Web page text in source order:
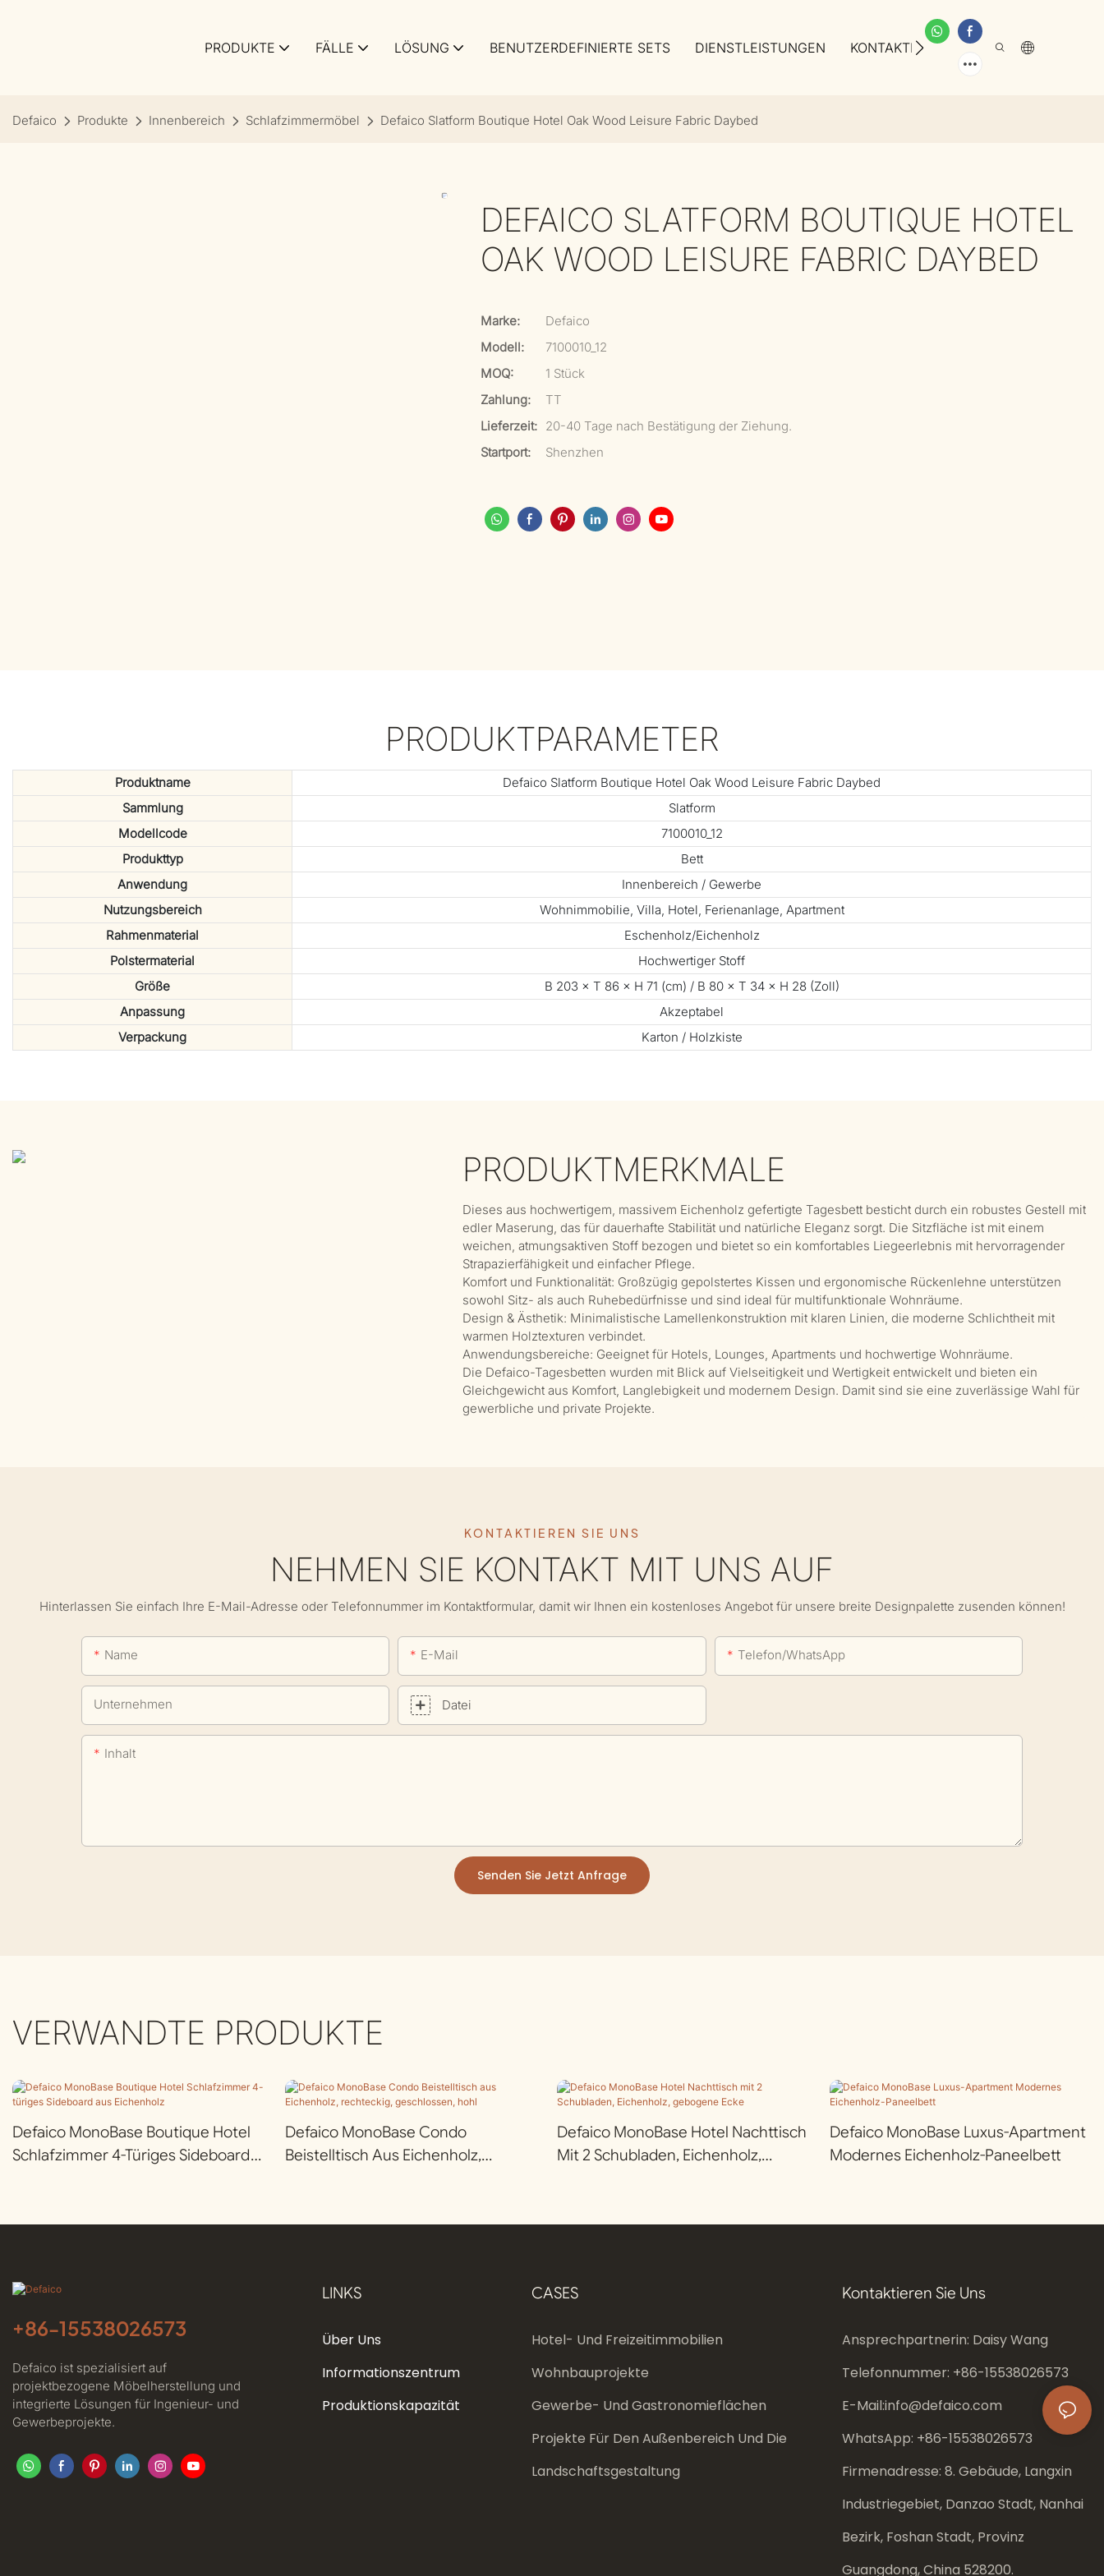
PRODUKTE FÄLLE LÖSUNG BENUTZERDEFINIERTE SETS DIENSTLEISTUNGEN KONTAKTIEREN SIE UNS ÜBER UNS
Defaico Produkte Innenbereich Schlafzimmermöbel Defaico Slatform Boutique Hotel Oak Wood Leisure Fabric Daybed
DEFAICO SLATFORM BOUTIQUE HOTEL
OAK WOOD LEISURE FABRIC DAYBED
Marke:
Defaico
Modell:
7100010_12
MOQ:
1 Stück
Zahlung:
TT
Lieferzeit: 20-40 Tage nach Bestätigung der Ziehung.
Startport:
Shenzhen
PRODUKTPARAMETER
Produktname
Defaico Slatform Boutique Hotel Oak Wood Leisure Fabric Daybed
Sammlung
Slatform
Modellcode
7100010_12
Produkttyp
Bett
Anwendung
Innenbereich / Gewerbe
Nutzungsbereich
Wohnimmobilie, Villa, Hotel, Ferienanlage, Apartment
Rahmenmaterial
Eschenholz/Eichenholz
Polstermaterial
Hochwertiger Stoff
Größe
B 203 × T 86 × H 71 (cm) / B 80 × T 34 × H 28 (Zoll)
Anpassung
Akzeptabel
Verpackung
Karton / Holzkiste
PRODUKTMERKMALE
Dieses aus hochwertigem, massivem Eichenholz gefertigte Tagesbett besticht durch ein robustes Gestell mit
edler Maserung, das für dauerhafte Stabilität und natürliche Eleganz sorgt. Die Sitzfläche ist mit einem
weichen, atmungsaktiven Stoff bezogen und bietet so ein komfortables Liegeerlebnis mit hervorragender
Strapazierfähigkeit und einfacher Pflege.
Komfort und Funktionalität: Großzügig gepolstertes Kissen und ergonomische Rückenlehne unterstützen
sowohl Sitz- als auch Ruhebedürfnisse und sind ideal für multifunktionale Wohnräume.
Design & Ästhetik: Minimalistische Lamellenkonstruktion mit klaren Linien, die moderne Schlichtheit mit
warmen Holztexturen verbindet.
Anwendungsbereiche: Geeignet für Hotels, Lounges, Apartments und hochwertige Wohnräume.
Die Defaico-Tagesbetten wurden mit Blick auf Vielseitigkeit und Wertigkeit entwickelt und bieten ein
Gleichgewicht aus Komfort, Langlebigkeit und modernem Design. Damit sind sie eine zuverlässige Wahl für
gewerbliche und private Projekte.
KONTAKTIEREN SIE UNS
NEHMEN SIE KONTAKT MIT UNS AUF
Hinterlassen Sie einfach Ihre E-Mail-Adresse oder Telefonnummer im Kontaktformular, damit wir Ihnen ein kostenloses Angebot für unsere breite Designpalette zusenden können!
Name E-Mail Telefon/WhatsApp
Unternehmen Datei
Inhalt
Senden Sie Jetzt Anfrage
VERWANDTE PRODUKTE
Defaico MonoBase Boutique Hotel
Schlafzimmer 4-Türiges Sideboard
Defaico MonoBase Condo
Beistelltisch Aus Eichenholz,
Defaico MonoBase Hotel Nachttisch
Mit 2 Schubladen, Eichenholz,
Defaico MonoBase Luxus-Apartment
Modernes Eichenholz-Paneelbett
+86-15538026573
Defaico ist spezialisiert auf
projektbezogene Möbelherstellung und
integrierte Lösungen für Ingenieur- und
Gewerbeprojekte.
LINKS
Über Uns
Informationszentrum
Produktionskapazität
CASES
Hotel- Und Freizeitimmobilien
Wohnbauprojekte
Gewerbe- Und Gastronomieflächen
Projekte Für Den Außenbereich Und Die
Landschaftsgestaltung
Kontaktieren Sie Uns
Ansprechpartnerin: Daisy Wang
Telefonnummer: +86-15538026573
E-Mail:info@defaico.com
WhatsApp: +86-15538026573
Firmenadresse: 8. Gebäude, Langxin
Industriegebiet, Danzao Stadt, Nanhai
Bezirk, Foshan Stadt, Provinz
Guangdong, China 528200.